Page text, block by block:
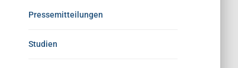
Pressemitteilungen
Studien